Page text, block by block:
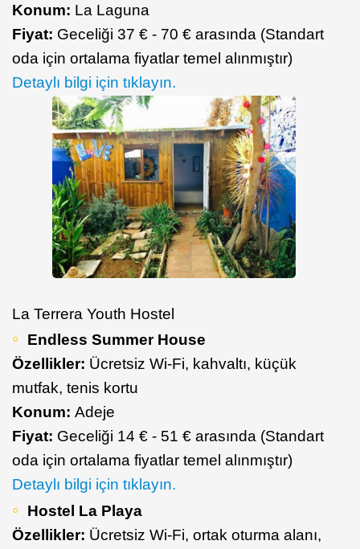
Konum: La Laguna
Fiyat: Geceliği 37 € - 70 € arasında (Standart
oda için ortalama fiyatlar temel alınmıştır)
Detaylı bilgi için tıklayın.
La Terrera Youth Hostel
Endless Summer House
Özellikler: Ücretsiz Wi-Fi, kahvaltı, küçük
mutfak, tenis kortu
Konum: Adeje
Fiyat: Geceliği 14 € - 51 € arasında (Standart
oda için ortalama fiyatlar temel alınmıştır)
Detaylı bilgi için tıklayın.
Hostel La Playa
Özellikler: Ücretsiz Wi-Fi, ortak oturma alanı,